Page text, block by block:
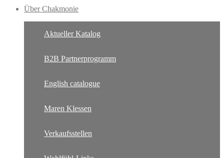
Über Chakmonie
Aktueller Katalog
B2B Partnerprogramm
English catalogue
Maren Klessen
Verkaufsstellen